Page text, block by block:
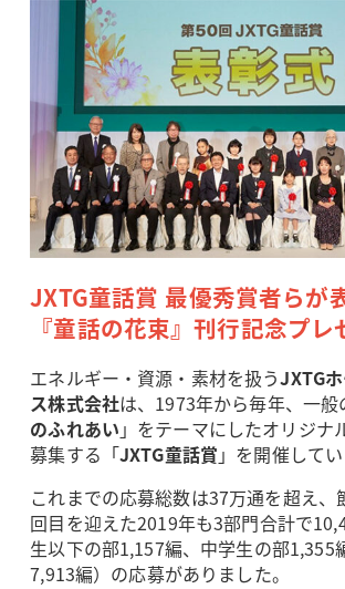
JXTG童話賞 最優秀賞者らが
『童話の花束』刊行記念プレ
エネルギー・資源・素材を扱うJXTG
ス株式会社は、1973年から毎年、一
のふれあい 」をテーマにしたオリジナ
募集する「JXTG童話賞 」を開催してい
これまでの応募総数は37万通を超え、
回目を迎えた2019年も3部門合計で
生以下の部1,157編、中学生の部1,355
7,913編）の応募がありました。